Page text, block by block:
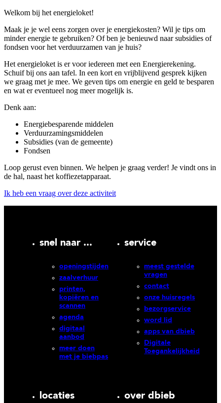
Welkom bij het energieloket!
Maak je je wel eens zorgen over je energiekosten? Wil je tips om
minder energie te gebruiken? Of ben je benieuwd naar subsidies of
fondsen voor het verduurzamen van je huis?
Het energieloket is er voor iedereen met een Energierekening.
Schuif bij ons aan tafel. In een kort en vrijblijvend gesprek kijken
we graag met je mee. We geven tips om energie en geld te besparen
en wat er eventueel nog meer mogelijk is.
Denk aan:
Energiebesparende middelen
Verduurzamingsmiddelen
Subsidies (van de gemeente)
Fondsen
Loop gerust even binnen. We helpen je graag verder! Je vindt ons in
de hal, naast het koffiezetapparaat.
Ik heb een vraag over deze activiteit
snel naar ...
openingstijden
zaalverhuur
printen,
kopiëren en
scannen
agenda
digitaal
aanbod
meer doen
met je biebpas
service
meest gestelde
vragen
contact
onze huisregels
bezorgservice
word lid
apps van dbieb
Digitale
Toegankelijkheid
locaties over dbieb